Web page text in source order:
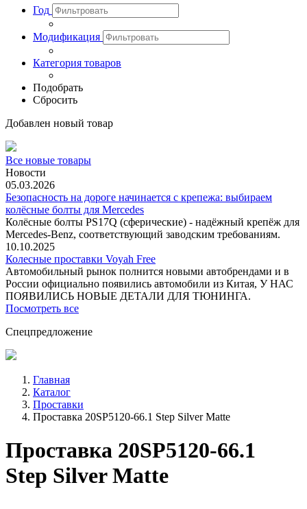
Год
Модификация
Категория товаров
Подобрать
Сбросить
Добавлен новый товар
Все новые товары
Новости
05.03.2026
Безопасность на дороге начинается с крепежа: выбираем
колёсные болты для Mercedes
Колёсные болты PS17Q (сферические) - надёжный крепёж для
Mercedes‑Benz, соответствующий заводским требованиям.
10.10.2025
Колесные проставки Voyah Free
Автомобильный рынок полнится новыми автобрендами и в
России официально появились автомобили из Китая, У НАС
ПОЯВИЛИСЬ НОВЫЕ ДЕТАЛИ ДЛЯ ТЮНИНГА.
Посмотреть все
Спецпредложение
Главная
Каталог
Проставки
Проставка 20SP5120-66.1 Step Silver Matte
Проставка 20SP5120-66.1
Step Silver Matte